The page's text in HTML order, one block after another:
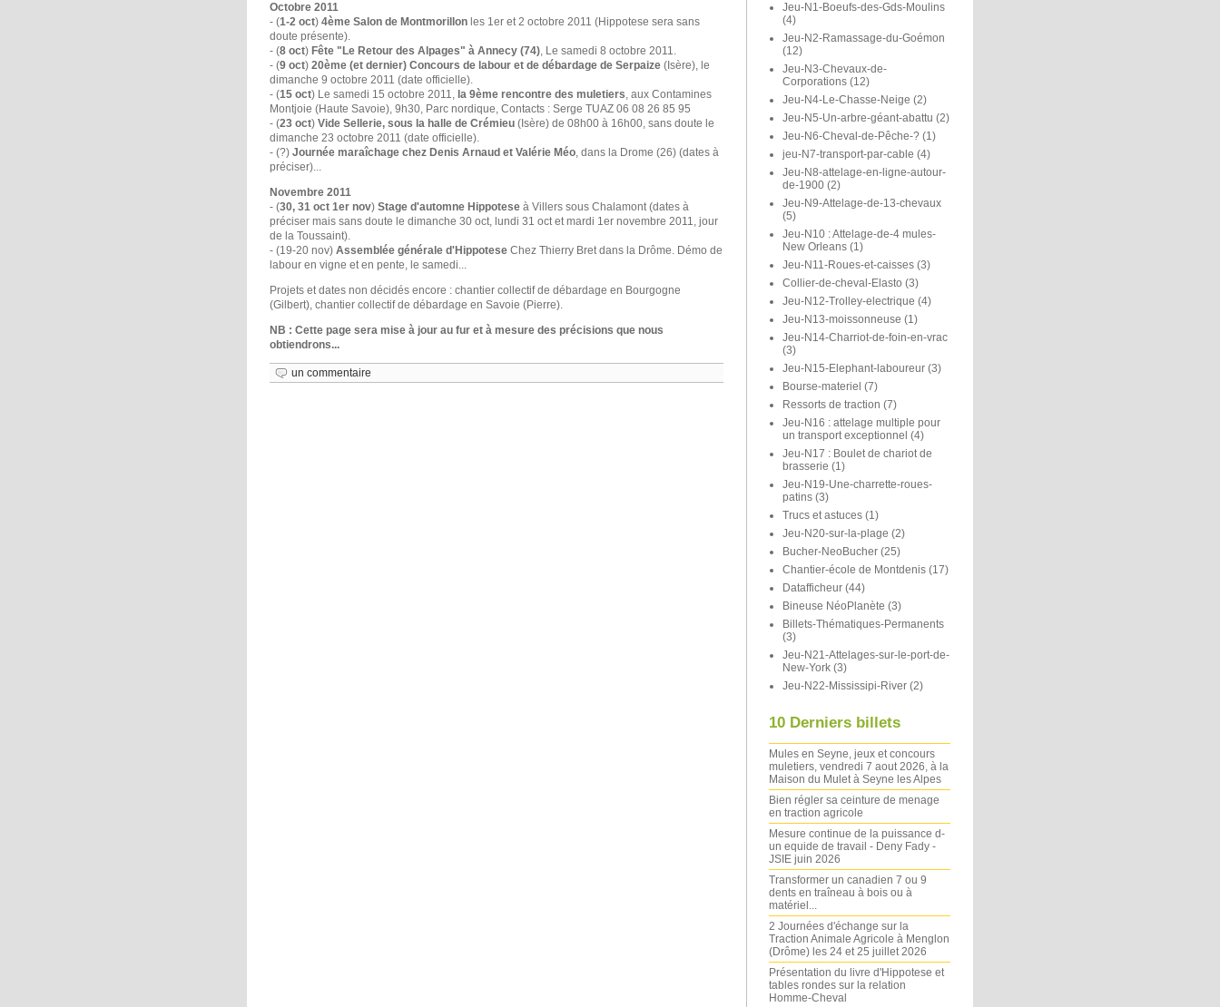
Octobre 2011
- (1-2 oct) 4ème Salon de Montmorillon les 1er et 2 octobre 2011 (Hippotese sera sans
doute présente).
- (8 oct) Fête "Le Retour des Alpages" à Annecy (74), Le samedi 8 octobre 2011.
- (9 oct) 20ème (et dernier) Concours de labour et de débardage de Serpaize (Isère), le
dimanche 9 octobre 2011 (date officielle).
- (15 oct) Le samedi 15 octobre 2011, la 9ème rencontre des muletiers, aux Contamines
Montjoie (Haute Savoie), 9h30, Parc nordique, Contacts : Serge TUAZ 06 08 26 85 95
- (23 oct) Vide Sellerie, sous la halle de Crémieu (Isère) de 08h00 à 16h00, sans doute le
dimanche 23 octobre 2011 (date officielle).
- (?) Journée maraîchage chez Denis Arnaud et Valérie Méo, dans la Drome (26) (dates à
préciser)...
Novembre 2011
- (30, 31 oct 1er nov) Stage d'automne Hippotese à Villers sous Chalamont (dates à
préciser mais sans doute le dimanche 30 oct, lundi 31 oct et mardi 1er novembre 2011, jour
de la Toussaint).
- (19-20 nov) Assemblée générale d'Hippotese Chez Thierry Bret dans la Drôme. Démo de
labour en vigne et en pente, le samedi...
Projets et dates non décidés encore : chantier collectif de débardage en Bourgogne
(Gilbert), chantier collectif de débardage en Savoie (Pierre).
NB : Cette page sera mise à jour au fur et à mesure des précisions que nous
obtiendrons...
un commentaire
Jeu-N1-Boeufs-des-Gds-Moulins
(4)
Jeu-N2-Ramassage-du-Goémon
(12)
Jeu-N3-Chevaux-de-
Corporations (12)
Jeu-N4-Le-Chasse-Neige (2)
Jeu-N5-Un-arbre-géant-abattu (2)
Jeu-N6-Cheval-de-Pêche-? (1)
jeu-N7-transport-par-cable (4)
Jeu-N8-attelage-en-ligne-autour-
de-1900 (2)
Jeu-N9-Attelage-de-13-chevaux
(5)
Jeu-N10 : Attelage-de-4 mules-
New Orleans (1)
Jeu-N11-Roues-et-caisses (3)
Collier-de-cheval-Elasto (3)
Jeu-N12-Trolley-electrique (4)
Jeu-N13-moissonneuse (1)
Jeu-N14-Charriot-de-foin-en-vrac
(3)
Jeu-N15-Elephant-laboureur (3)
Bourse-materiel (7)
Ressorts de traction (7)
Jeu-N16 : attelage multiple pour
un transport exceptionnel (4)
Jeu-N17 : Boulet de chariot de
brasserie (1)
Jeu-N19-Une-charrette-roues-
patins (3)
Trucs et astuces (1)
Jeu-N20-sur-la-plage (2)
Bucher-NeoBucher (25)
Chantier-école de Montdenis (17)
Datafficheur (44)
Bineuse NéoPlanète (3)
Billets-Thématiques-Permanents
(3)
Jeu-N21-Attelages-sur-le-port-de-
New-York (3)
Jeu-N22-Mississipi-River (2)
10 Derniers billets
Mules en Seyne, jeux et concours
muletiers, vendredi 7 aout 2026, à la
Maison du Mulet à Seyne les Alpes
Bien régler sa ceinture de menage
en traction agricole
Mesure continue de la puissance d-
un equide de travail - Deny Fady -
JSIE juin 2026
Transformer un canadien 7 ou 9
dents en traîneau à bois ou à
matériel...
2 Journées d'échange sur la
Traction Animale Agricole à Menglon
(Drôme) les 24 et 25 juillet 2026
Présentation du livre d'Hippotese et
tables rondes sur la relation
Homme-Cheval